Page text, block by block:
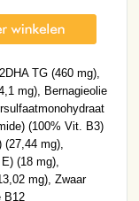
TG (460 mg),
mg), Bernagieolie
(100% Vit. B3)
(27,44 mg),
(18 mg),
mg), Zwaar
B12